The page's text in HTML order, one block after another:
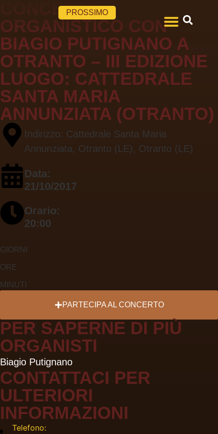
PROSSIMO
CONCERTO
ORGANISTICO CON
BIAGIO PUTIGNANO A
OTRANTO – III EDIZIONE
LUOGO: CATTEDRALE
SANTA MARIA
ANNUNZIATA (OTRANTO)
Indirizzo: Cattedrale Santa Maria
Annunziata, Otranto (LE), Otranto (LE)
Data:
21/10/2017
Orario:
20:00
GIORNI
ORE
MINUTI
PARTECIPAAL CONCERTO
PER SAPERNE DI PIÙ
ORGANISTI
Biagio Putignano
CONTATTACI PER
ULTERIORI
INFORMAZIONI
Telefono: